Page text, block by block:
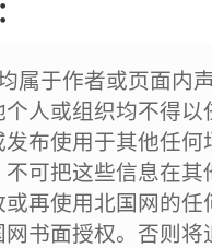
属于作者或页面内
人或组织均不得
布使用于其他任
可把这些信息在
再使用北国网的
书面授权。否则将